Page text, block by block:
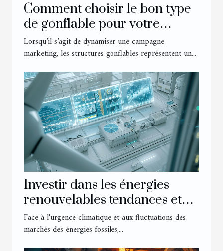
Comment choisir le bon type
de gonflable pour votre
événement marketing ?
Lorsqu’il s’agit de dynamiser une campagne
marketing, les structures gonflables représentent un...
Investir dans les énergies
renouvelables tendances et
perspectives économiques
Face à l'urgence climatique et aux fluctuations des
marchés des énergies fossiles,...